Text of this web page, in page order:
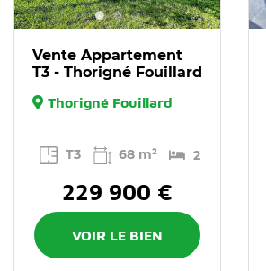
Vente Appartement
T3 - Thorigné Fouillard
Thorigné Fouillard
T3 68 m² 2
229 900 €
VOIR LE BIEN